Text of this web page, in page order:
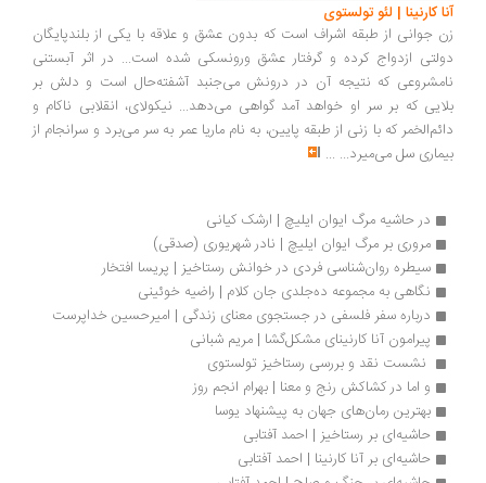
آنا کارنینا | لئو تولستوی
زن جوانی از طبقه اشراف است که بدون عشق و علاقه با یکی از بلندپایگان
دولتی ازدواج کرده و گرفتار عشق ورونسکی شده است... در اثر آبستنی
نامشروعی که نتیجه آن در درونش می‌جنبد آشفته‌حال است و دلش بر
بلایی که بر سر او خواهد آمد گواهی می‌دهد... نیکولای، انقلابی ناکام و
دائم‌الخمر که با زنی از طبقه پایین، به نام ماریا عمر به سر می‌برد و سرانجام از
بیماری سل می‌میرد... ...
در حاشیه مرگ ایوان ایلیچ | ارشک کیانی
مروری بر مرگ ایوان ایلیچ | نادر شهریوری (صدقی)
سیطره روان‌شناسی فردی در خوانش رستاخیز | پریسا افتخار
نگاهی به مجموعه ده‌جلدی جان کلام | راضیه خوئینی
درباره سفر فلسفی در جستجوی معنای زندگی | امیرحسین خداپرست
پیرامون آنا کارنینای مشکل‌گشا | مریم شبانی
نشست نقد و بررسی رستاخیز تولستوی
و اما در کشاکش رنج و معنا | بهرام انجم روز
بهترین رمان‌های جهان به پیشنهاد یوسا
حاشیه‌ای بر رستاخیز | احمد آفتابی
حاشیه‌ای بر آنا کارنینا | احمد آفتابی